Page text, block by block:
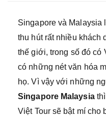
Singapore và Malaysia
thu hút rất nhiều khách
thế giới, trong số đó có
có những nét văn hóa
họ. Vì vậy với những
Singapore Malaysiathì
Việt Tour sẽ bật mí cho